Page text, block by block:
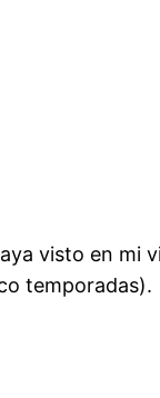
visto en mi
temporadas).